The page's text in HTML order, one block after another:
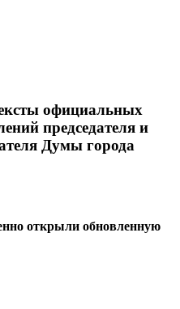
официальных
председателя и
Думы города
открыли обновленную